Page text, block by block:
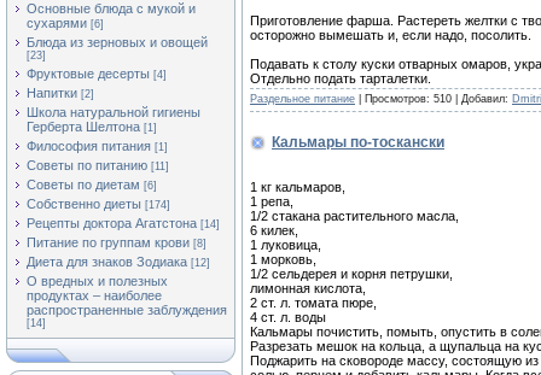
Основные блюда с мукой и
сухарями [6]
Блюда из зерновых и овощей
[23]
Фруктовые десерты [4]
Напитки [2]
Школа натуральной гигиены
Герберта Шелтона [1]
Философия питания [1]
Советы по питанию [11]
Советы по диетам [6]
Собственно диеты [174]
Рецепты доктора Агатстона [14]
Питание по группам крови [8]
Диета для знаков Зодиака [12]
О вредных и полезных
продуктах – наиболее
распространенные заблуждения
[14]
Приготовление фарша. Растереть желтки с
осторожно вымешать и, если надо, посолить.
Подавать к столу куски отварных омаров,
Отдельно подать тарталетки.
Раздельное питание Просмотров: 510 Добавил:
Кальмары по-тоскански
1 кг кальмаров,
1 репа,
1/2 стакана растительного масла,
6 килек,
1 луковица,
1 морковь,
1/2 сельдерея и корня петрушки,
лимонная кислота,
2 ст. л. томата пюре,
4 ст. л. воды
Кальмары почистить, помыть, опустить в
Разрезать мешок на кольца, а щупальца на
Поджарить на сковороде массу, состоящую